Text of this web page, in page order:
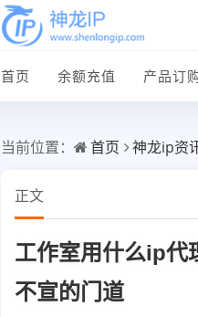
首页 余额充值 产品订
当前位置： 首页 神龙ip资
正文
工作室用什么ip代
不宣的门道